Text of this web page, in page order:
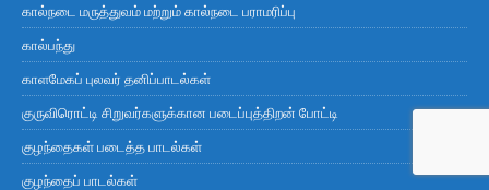
கால்நடை மருத்துவம் மற்றும் கால்நடை பராமரிப்பு
கால்பந்து
காளமேகப் புலவர் தனிப்பாடல்கள்
குருவிரொட்டி சிறுவர்களுக்கான படைப்புத்திறன் போட்டி
குழந்தைகள் படைத்த பாடல்கள்
குழந்தைப் பாடல்கள்